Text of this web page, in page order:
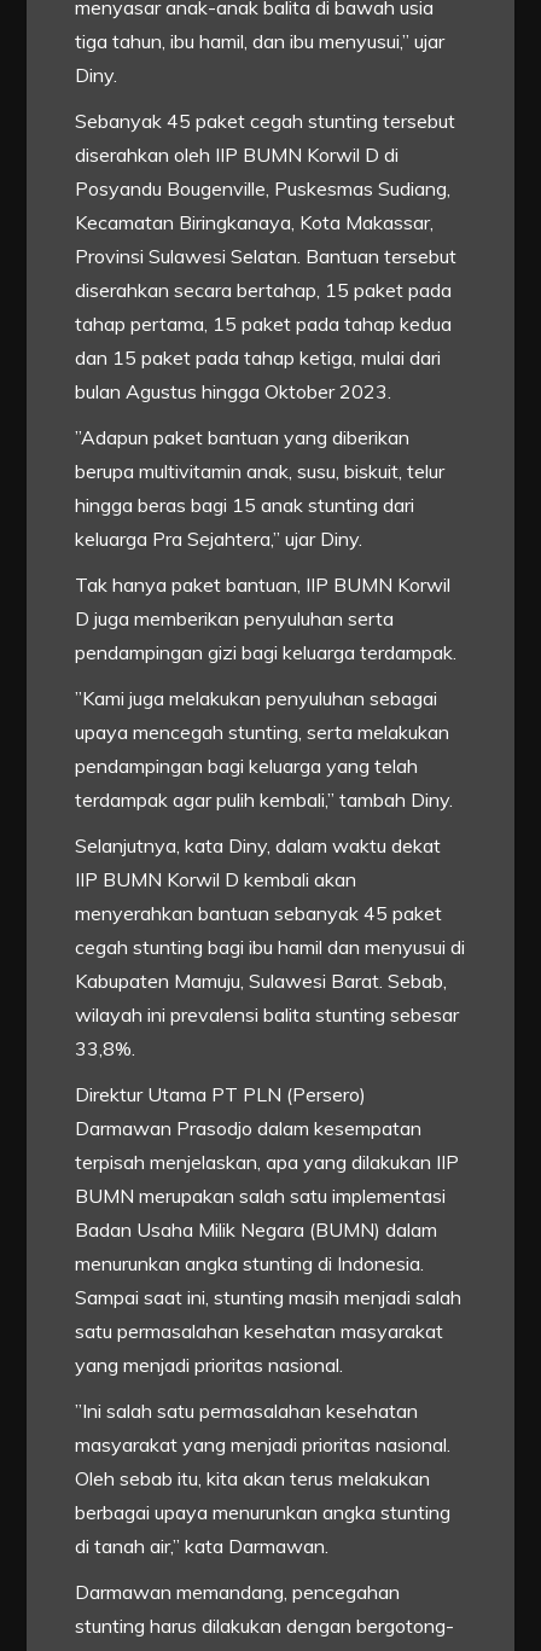
menyasar anak-anak balita di bawah usia
tiga tahun, ibu hamil, dan ibu menyusui,” ujar
Diny.
Sebanyak 45 paket cegah stunting tersebut
diserahkan oleh IIP BUMN Korwil D di
Posyandu Bougenville, Puskesmas Sudiang,
Kecamatan Biringkanaya, Kota Makassar,
Provinsi Sulawesi Selatan. Bantuan tersebut
diserahkan secara bertahap, 15 paket pada
tahap pertama, 15 paket pada tahap kedua
dan 15 paket pada tahap ketiga, mulai dari
bulan Agustus hingga Oktober 2023.
”Adapun paket bantuan yang diberikan
berupa multivitamin anak, susu, biskuit, telur
hingga beras bagi 15 anak stunting dari
keluarga Pra Sejahtera,” ujar Diny.
Tak hanya paket bantuan, IIP BUMN Korwil
D juga memberikan penyuluhan serta
pendampingan gizi bagi keluarga terdampak.
”Kami juga melakukan penyuluhan sebagai
upaya mencegah stunting, serta melakukan
pendampingan bagi keluarga yang telah
terdampak agar pulih kembali,” tambah Diny.
Selanjutnya, kata Diny, dalam waktu dekat
IIP BUMN Korwil D kembali akan
menyerahkan bantuan sebanyak 45 paket
cegah stunting bagi ibu hamil dan menyusui di
Kabupaten Mamuju, Sulawesi Barat. Sebab,
wilayah ini prevalensi balita stunting sebesar
33,8%.
Direktur Utama PT PLN (Persero)
Darmawan Prasodjo dalam kesempatan
terpisah menjelaskan, apa yang dilakukan IIP
BUMN merupakan salah satu implementasi
Badan Usaha Milik Negara (BUMN) dalam
menurunkan angka stunting di Indonesia.
Sampai saat ini, stunting masih menjadi salah
satu permasalahan kesehatan masyarakat
yang menjadi prioritas nasional.
”Ini salah satu permasalahan kesehatan
masyarakat yang menjadi prioritas nasional.
Oleh sebab itu, kita akan terus melakukan
berbagai upaya menurunkan angka stunting
di tanah air,” kata Darmawan.
Darmawan memandang, pencegahan
stunting harus dilakukan dengan bergotong-